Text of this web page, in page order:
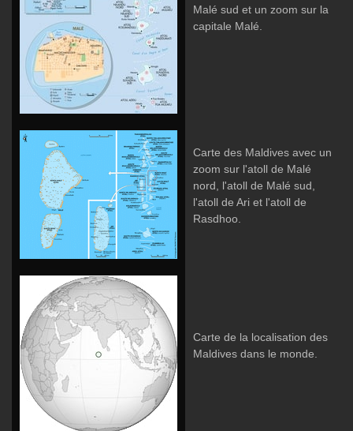
Malé sud et un zoom sur la
capitale Malé.
Carte des Maldives avec un
zoom sur l'atoll de Malé
nord, l'atoll de Malé sud,
l'atoll de Ari et l'atoll de
Rasdhoo.
Carte de la localisation des
Maldives dans le monde.